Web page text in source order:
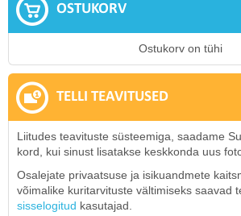
OSTUKORV
Ostukorv on tühi
TELLI TEAVITUSED
Liitudes teavituste süsteemiga, saadame
kord, kui sinust lisatakse keskkonda uus
Osalejate privaatsuse ja isikuandmete
võimalike kuritarvituste vältimiseks saavad
sisselogitud kasutajad.